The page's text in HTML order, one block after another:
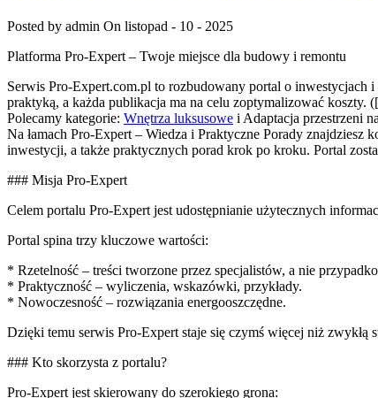
Posted by admin On listopad - 10 - 2025
Platforma Pro-Expert – Twoje miejsce dla budowy i remontu
Serwis Pro-Expert.com.pl to rozbudowany portal o inwestycjach
praktyką, a każda publikacja ma na celu zoptymalizować koszty.
Polecamy kategorie: Wnętrza luksusowe i Adaptacja przestrzeni
Na łamach Pro-Expert – Wiedza i Praktyczne Porady
inwestycji, a także praktycznych porad krok po kroku. Portal
### Misja Pro-Expert
Celem portalu Pro-Expert jest udostępnianie użytecznych
Portal spina trzy kluczowe wartości:
* Rzetelność – treści tworzone przez specjalistów, a nie
* Praktyczność – wyliczenia, wskazówki, przykłady.
* Nowoczesność – rozwiązania energooszczędne.
Dzięki temu serwis Pro-Expert staje się czymś więcej niż
### Kto skorzysta z portalu?
Pro-Expert jest skierowany do szerokiego grona: